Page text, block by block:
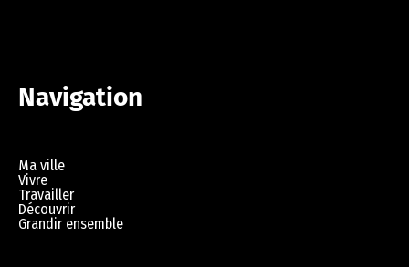
Navigation
Ma ville
Vivre
Travailler
Découvrir
Grandir ensemble